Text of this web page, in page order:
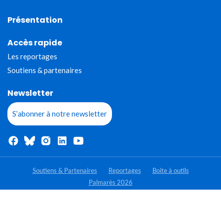
Présentation
Accès rapide
Les reportages
Soutiens & partenaires
Newsletter
S’abonner à notre newsletter
Soutiens & Partenaires Reportages
Boite à outils
Palmarès 2026